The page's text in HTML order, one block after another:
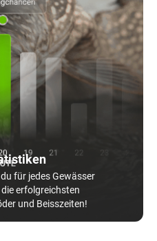
für jedes Gewässer
erfolgreichsten
und Beisszeiten!